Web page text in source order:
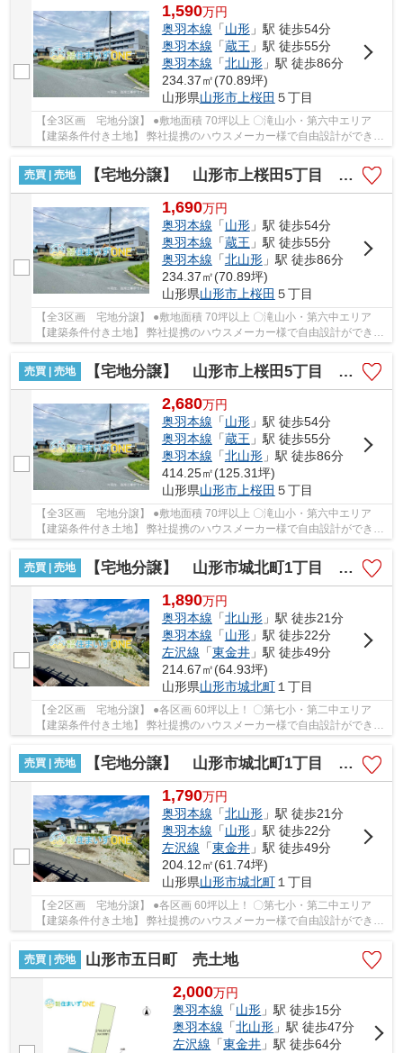
1,590万円
奥羽本線 「山形」駅 徒歩54分
奥羽本線 「蔵王 」駅 徒歩55分
奥羽本線 「北山形」駅 徒歩86分
234.37㎡(70.89坪)
山形県山形市上桜田 ５丁目
【全3区画 宅地分譲】 ●敷地面積 70坪以上 〇滝山小・第六中エリア
【建築条件付き土地】 弊社提携のハウスメーカー様で自由設計ができる
売買 | 売地
【宅地分譲】 山形市上桜田5丁目 全3区画
1,690万円
奥羽本線 「山形」駅 徒歩54分
奥羽本線 「蔵王 」駅 徒歩55分
奥羽本線 「北山形」駅 徒歩86分
234.37㎡(70.89坪)
山形県山形市上桜田 ５丁目
【全3区画 宅地分譲】 ●敷地面積 70坪以上 〇滝山小・第六中エリア
【建築条件付き土地】 弊社提携のハウスメーカー様で自由設計ができる
建築条件付きの土地です。 地元で愛される信...
売買 | 売地
【宅地分譲】 山形市上桜田5丁目 全3区画
2,680万円
奥羽本線 「山形」駅 徒歩54分
奥羽本線 「蔵王 」駅 徒歩55分
奥羽本線 「北山形」駅 徒歩86分
414.25㎡(125.31坪)
山形県山形市上桜田 ５丁目
【全3区画 宅地分譲】 ●敷地面積 70坪以上 〇滝山小・第六中エリア
【建築条件付き土地】 弊社提携のハウスメーカー様で自由設計ができる
建築条件付きの土地です。 地元で愛される信...
売買 | 売地
【宅地分譲】 山形市城北町1丁目 全2区画
1,890万円
奥羽本線 「北山形」駅 徒歩21分
奥羽本線 「山形」駅 徒歩22分
左沢線 「東金井」駅 徒歩49分
214.67㎡(64.93坪)
山形県山形市城北町１丁目
【全2区画 宅地分譲】 ●各区画 60坪以上！ 〇第七小・第二中エリア
【建築条件付き土地】 弊社提携のハウスメーカー様で自由設計ができる
建築条件付きの土地です。 地元で愛される信...
売買 | 売地
【宅地分譲】 山形市城北町1丁目 全2区画
1,790万円
奥羽本線 「北山形」駅 徒歩21分
奥羽本線 「山形」駅 徒歩22分
左沢線 「東金井」駅 徒歩49分
204.12㎡(61.74坪)
山形県山形市城北町１丁目
【全2区画 宅地分譲】 ●各区画 60坪以上！ 〇第七小・第二中エリア
【建築条件付き土地】 弊社提携のハウスメーカー様で自由設計ができる
売買 | 売地
山形市五日町 売土地
2,000万円
奥羽本線 「山形 」駅 徒歩15分
奥羽本線 「北山形 」駅 徒歩47分
左沢線 「東金井 」駅 徒歩64分